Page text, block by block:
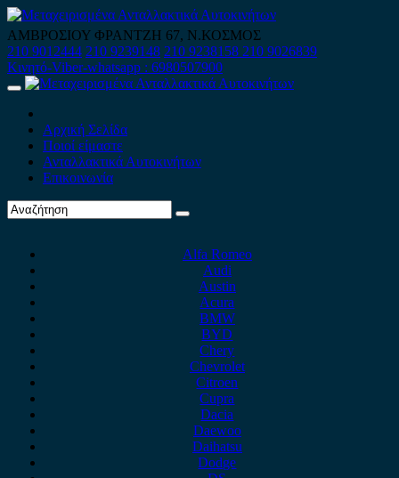
Skip
to
content
ΑΜΒΡΟΣΙΟΥ ΦΡΑΝΤΖΗ 67, Ν.ΚΟΣΜΟΣ
210 9012444 210 9239148 210 9238158 210 9026839
Κινητό-Viber-whatsapp : 6980507900
Primary
Αρχική Σελίδα
Ποιοί είμαστε
Ανταλλακτικά Αυτοκινήτων
Επικοινωνία
Alfa Romeo
Audi
Austin
Acura
BMW
BYD
Chery
Chevrolet
Citroen
Cupra
Dacia
Daewoo
Daihatsu
Dodge